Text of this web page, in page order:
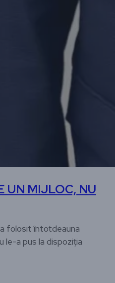
UN MIJLOC, NU
folosit întotdeauna
le-a pus la dispoziția